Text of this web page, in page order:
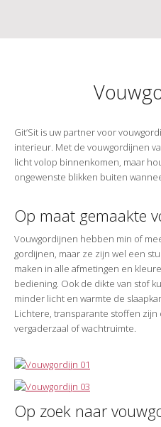
Git’Sit is uw partner voor
interieur. Met de vouwgordijnen
licht volop binnenkomen, maar
ongewenste blikken buiten
Op maat gemaakte
Vouwgordijnen hebben min of
gordijnen, maar ze zijn wel een
maken in alle afmetingen en
bediening. Ook de dikte van stof
minder licht en warmte de
Lichtere, transparante stoffen zijn
vergaderzaal of wachtruimte.
Op zoek naar